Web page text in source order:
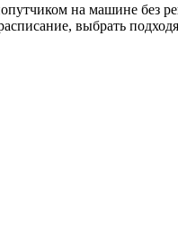
на машине без
выбрать